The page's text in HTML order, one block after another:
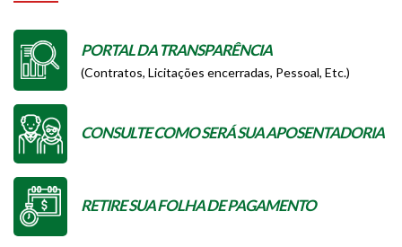
PORTAL DA TRANSPARÊNCIA
(Contratos, Licitações encerradas, Pessoal, Etc.)
CONSULTE COMO SERÁ SUA APOSENTADORIA
RETIRE SUA FOLHA DE PAGAMENTO